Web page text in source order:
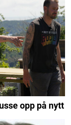
opp på nytt